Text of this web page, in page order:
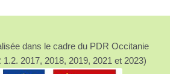
dans le cadre du PDR Occitanie
2017, 2018, 2019, 2021 et 2023)